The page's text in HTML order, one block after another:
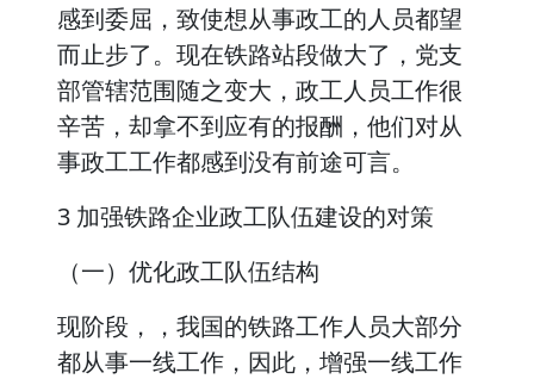
感到委屈，致使想从事政工的人员都望
而止步了。现在铁路站段做大了，党支
部管辖范围随之变大，政工人员工作很
辛苦，却拿不到应有的报酬，他们对从
事政工工作都感到没有前途可言。
3 加强铁路企业政工队伍建设的对策
（一）优化政工队伍结构
现阶段，，我国的铁路工作人员大部分
都从事一线工作，因此，增强一线工作